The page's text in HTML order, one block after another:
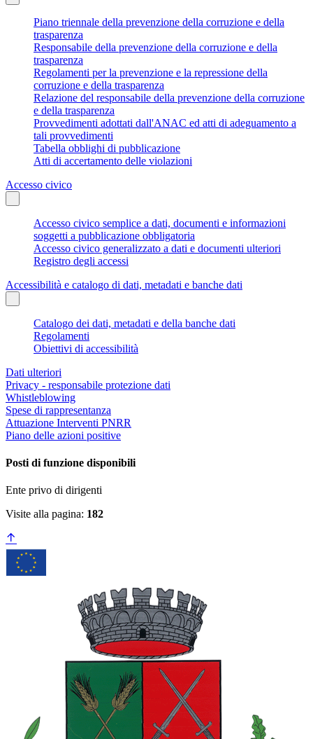
Piano triennale della prevenzione della corruzione e della
trasparenza
Responsabile della prevenzione della corruzione e della
trasparenza
Regolamenti per la prevenzione e la repressione della
corruzione e della trasparenza
Relazione del responsabile della prevenzione della corruzione
e della trasparenza
Provvedimenti adottati dall'ANAC ed atti di adeguamento a
tali provvedimenti
Tabella obblighi di pubblicazione
Atti di accertamento delle violazioni
Accesso civico
Accesso civico semplice a dati, documenti e informazioni
soggetti a pubblicazione obbligatoria
Accesso civico generalizzato a dati e documenti ulteriori
Registro degli accessi
Accessibilità e catalogo di dati, metadati e banche dati
Catalogo dei dati, metadati e della banche dati
Regolamenti
Obiettivi di accessibilità
Dati ulteriori
Privacy - responsabile protezione dati
Whistleblowing
Spese di rappresentanza
Attuazione Interventi PNRR
Piano delle azioni positive
Posti di funzione disponibili
Ente privo di dirigenti
Visite alla pagina: 182